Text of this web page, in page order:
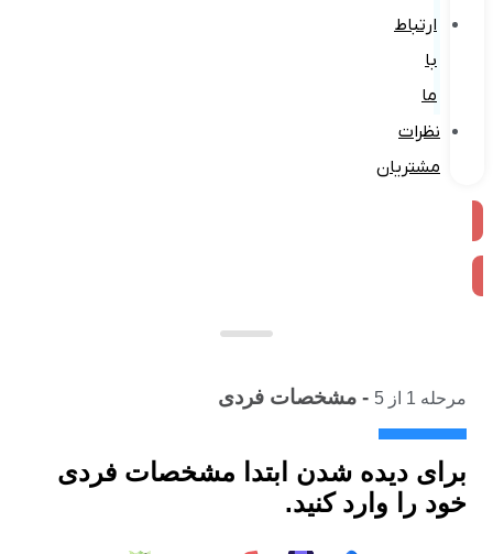
ارتباط
با
ما
نظرات
مشتریان
مرحله 1 از 5 - مشخصات فردی
برای دیده شدن ابتدا مشخصات فردی
خود را وارد کنید.